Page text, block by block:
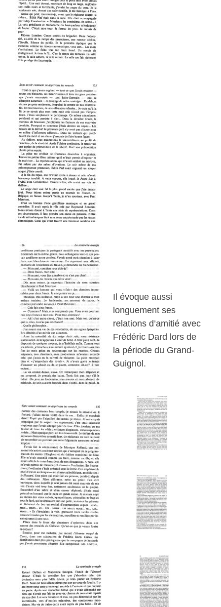
Il évoque aussi
longuement ses
relations d’amitié avec
Frédéric Dard lors de
la période du Grand-
Guignol.